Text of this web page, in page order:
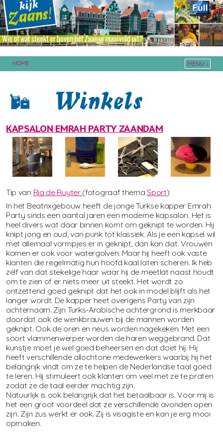
HOME
MENU ↓
KAPSALON EMRAH PARTY ZAANDAM
Tip van Ria de Ruyter (fotograaf themaSport)
In het Beatrixgebouw heeft de jonge Turkse kapper Emrah
Party sinds een aantal jaren een moderne kapsalon. Het is
heel divers wat daar binnen komt om geknipt te worden. Hij
knipt jong en oud, van punk tot klassiek. Als je een kapsel wil
met allemaal vormpjes er in geknipt, dan kan dat. Vrouwen
komen er ook voor watergolven. Maar hij heeft ook vaste
klanten die regelmatig hun hoofd kaal laten scheren. Ik heb
zelf van dat stekelige haar waar hij de meetlat naast houdt
om te zien of er niets meer uit steekt. Het wordt zo
ontzettend goed geknipt dat het ook in model blijft als het
langer wordt. De kapper heet overigens Party van zijn
achternaam. Zijn Turks-Arabische achtergrond is merkbaar
doordat ook de wenkbrauwen bij de mannen worden
geknipt. Ook de oren en neus worden nagekeken. Met een
soort vlammenwerper worden de haren weggebrand. Dat
kunstje moet je wel goed beheersen en dat doet hij. Hij
heeft verschillende allochtone medewerkers waarbij hij het
belangrijk vindt om ze te helpen de Nederlandse taal goed
te leren. Hij stimuleert ook klanten om veel met ze te praten
zodat ze de taal eerder machtig zijn.
Natuurlijk is ook belangrijk dat het betaalbaar is. Voor mij is
het een groot voordeel dat ze verschillende avonden open
zijn. Zijn zus werkt er ook. Zij is visagiste en kan je erg mooi
opmaken.